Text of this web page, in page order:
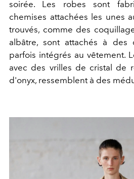
soirée. Les robes sont
chemises attachées les unes
trouvés, comme des
albâtre, sont attachés à des
parfois intégrés au vêtement.
avec des vrilles de cristal de
d'onyx, ressemblent à des